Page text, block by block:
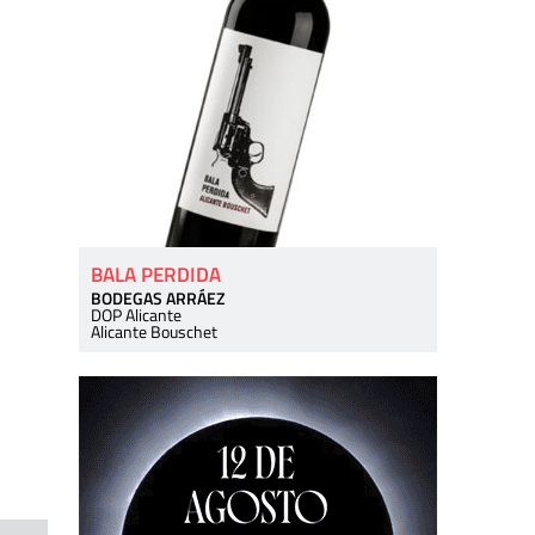
BALA PERDIDA
BODEGAS ARRÁEZ
DOP Alicante
Alicante Bouschet